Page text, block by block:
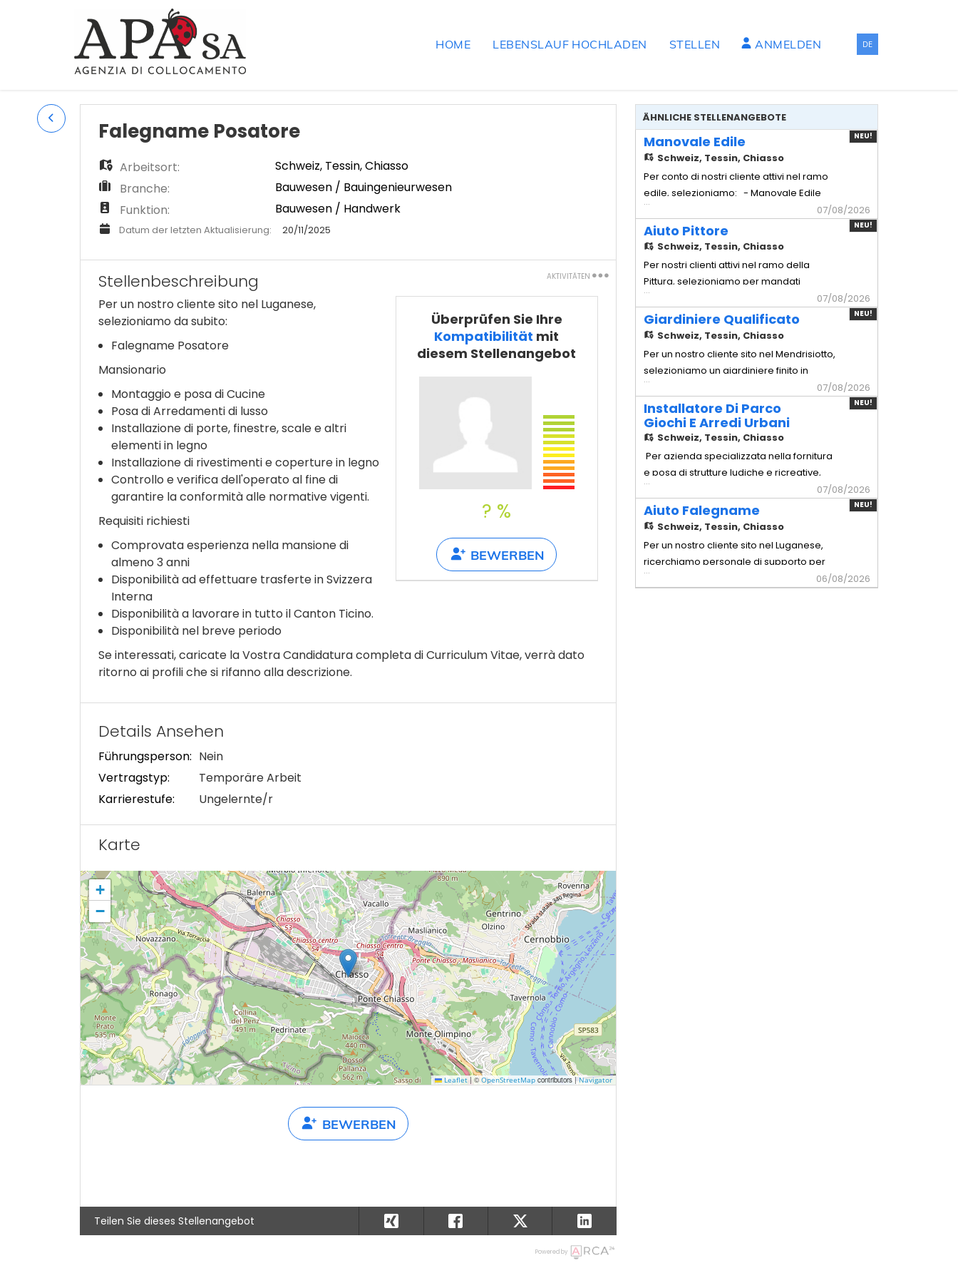
HOME LEBENSLAUF HOCHLADEN STELLEN ANMELDEN DE
Falegname Posatore
Arbeitsort: Schweiz, Tessin,Chiasso
Branche:
Bauwesen / Bauingenieurwesen
Funktion:
Bauwesen / Handwerk
Datum der letzten Aktualisierung: 20/11/2025
AKTIVITÄTEN
Ausdrucken
Teilen
Stellenbeschreibung
Überprüfen Sie Ihre
Kompatibilität mit
diesem Stellenangebot
? %
BEWERBEN
Per un nostro cliente sito nel Luganese,
selezioniamo da subito:
Falegname Posatore
Mansionario
Montaggio e posa di Cucine
Posa di Arredamenti di lusso
Installazione di porte, finestre, scale e altri
elementi in legno
Installazione di rivestimenti e coperture in legno
Controllo e verifica dell'operato al fine di
garantire la conformità alle normative vigenti.
Requisiti richiesti
Comprovata esperienza nella mansione di
almeno 3 anni
Disponibilità ad effettuare trasferte in Svizzera
Interna
Disponibilità a lavorare in tutto il Canton Ticino.
Disponibilità nel breve periodo
Se interessati, caricate la Vostra Candidatura completa di Curriculum Vitae, verrà dato
ritorno ai profili che si rifanno alla descrizione.
Details Ansehen
Führungsperson: Nein
Vertragstyp:
Temporäre Arbeit
Karrierestufe:
Ungelernte/r
Karte
+
−
Leaflet |©OpenStreetMapcontributors |Navigator
BEWERBEN
Teilen Sie dieses Stellenangebot
Powered by
ÄHNLICHE STELLENANGEBOTE
NEU!
Manovale Edile
Schweiz, Tessin, Chiasso
Per conto di nostri cliente attivi nel ramo
edile, selezioniamo: - Manovale Edile
con esperienza Mansionario - Logistica
materiali: Gestione
dell'approvvigionamento e del trasporto
preparazione accurata di malte e
compos
...
07/08/2026
NEU!
Aiuto Pittore
Schweiz, Tessin, Chiasso
Per nostri clienti attivi nel ramo della
Pittura, selezioniamo per mandati
temporanei - Aiuto Pittore Mansioni
principali: - Protezione cantiere:
Copertura meticolosa di pavimenti,
Carteggiatura manuale o tramite
levigatrici
...
07/08/2026
NEU!
Giardiniere Qualificato
Schweiz, Tessin, Chiasso
Per un nostro cliente sito nel Mendrisiotto,
selezioniamo un giardiniere finito in
grado di gestire in autonomia sia la
manutenzione del verde che la creazione
di nuovi spazi esterni. - Giardiniere
Qualificato Mansionario - Creazione
giardini: Posa di tappeti erbosi,
piantumazione di alberi, arbusti
...
07/08/2026
NEU!
Installatore Di Parco
Giochi E Arredi Urbani
Schweiz, Tessin, Chiasso
Per azienda specializzata nella fornitura
e posa di strutture ludiche e ricreative,
selezioniamo per l'allestimento in
sicurezza di aree gioco pubbliche,
scolastiche e private in Ticino -
Urbani Mansionario - Montaggio strutture:
Assemblaggio meccanico e instal
...
07/08/2026
NEU!
Aiuto Falegname
Schweiz, Tessin, Chiasso
Per un nostro cliente sito nel Luganese,
ricerchiamo personale di supporto per
squadre di montaggio di arredi di alta
...
06/08/2026